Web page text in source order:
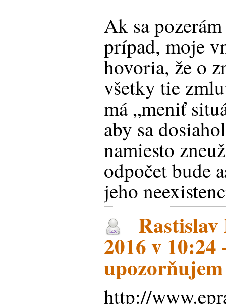
Ak sa
prípad, moje
hovoria, že o
všetky tie
má „meniť
aby sa
namiesto
odpočet bude
jeho
2016 v
upozorňujem
http://